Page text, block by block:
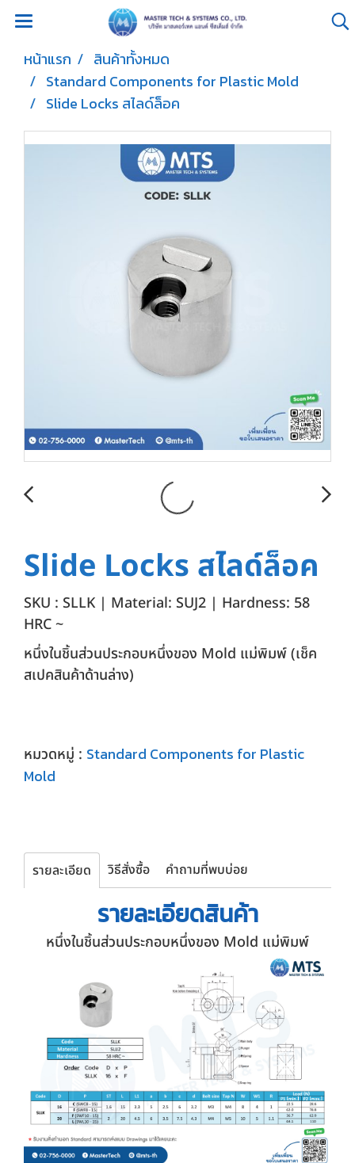
หน้าแรก
สินค้าทั้งหมด
Standard Components for Plastic Mold
Slide Locks สไลด์ล็อค
Slide Locks สไลด์ล็อค
SKU : SLLK | Material: SUJ2 | Hardness: 58
HRC ~
หนึ่งในชิ้นส่วนประกอบหนึ่งของ Mold แม่พิมพ์ (เช็ค
สเปคสินค้าด้านล่าง)
หมวดหมู่ : Standard Components for Plastic
Mold
รายละเอียด วิธีสั่งซื้อ คำถามที่พบบ่อย
รายละเอียดสินค้า
หนึ่งในชิ้นส่วนประกอบหนึ่งของ Mold แม่พิมพ์